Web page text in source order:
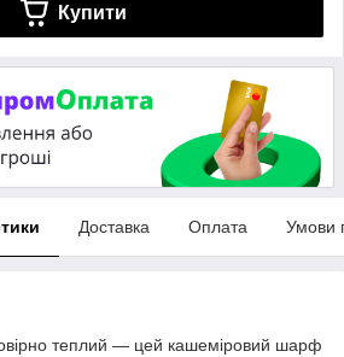
Купити
Доставка Оплата Умови
теплий — цей кашеміровий шарф